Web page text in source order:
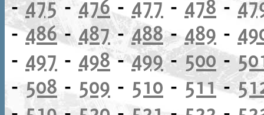
-475-476- 477 - 478 -
-486-487-488-489 -
- 497 - 498-499-500-
-508 - 509 - 510 -511-